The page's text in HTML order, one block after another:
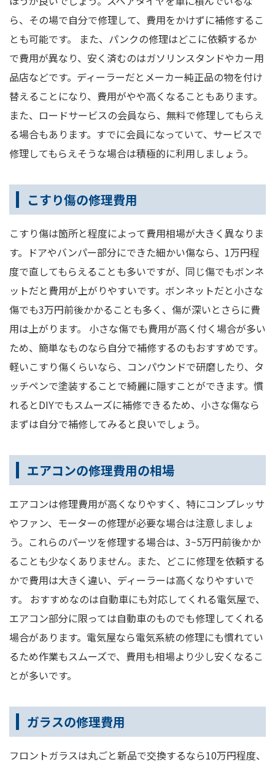
ら、その場で自分で修理して、費用をかけずに補修するこ
とも可能です。 また、パンクの修理はどこに依頼するか
で費用が異なり、安く済むのはガソリンスタンドやカー用
品店などです。ディーラーだとメーカー純正品の物を付け
替えることになり、費用がやや高くなることもあります。
また、ロードサービスの会員なら、無料で修理してもらえ
る場合もあります。すでに会員になっていて、サービスで
修理してもらえそうな場合は積極的に利用しましょう。
こすり傷の修理費用
こすり傷は箇所と程度によって費用相場が大きく異なりま
す。ドアやバンパー部分にできた細かい傷なら、1万円程
度で直してもらえることも多いですが、同じ傷でもボンネ
ットだと費用が上がりやすいです。ボンネットだと小さな
傷でも3万円前後かかることも多く、傷が深いとさらに費
用は上がります。 小さな傷でも費用が高く付く場合が多い
ため、簡単なものなら自分で補修するのもおすすめです。
軽いこすり傷くらいなら、コンパウンドで研磨したり、タ
ッチペンで塗装することで綺麗に隠すことができます。慣
れるとDIYでもスムーズに補修できるため、小さな傷なら
まずは自分で補修してみると良いでしょう。
エアコンの修理費用の相場
エアコンは修理費用が高くなりやすく、特にコンプレッサ
やファン、モーターの修理が必要な場合は注意しましょ
う。これらのパーツを修理する場合は、3~5万円前後かか
ることも少なくありません。また、どこに修理を依頼する
かで費用は大きく違い、ディーラーは高くなりやすいで
す。 おすすめなのは自動車にも対応してくれる電気屋で、
エアコン部分に限っては自動車のものでも修理してくれる
場合があります。電気屋なら電気系統の修理にも慣れてい
るため作業もスムーズで、費用も相場より少し安くなるこ
とが多いです。
ガラスの修理費用
フロントガラスは丸ごと新品で交換するなら10万円程度、